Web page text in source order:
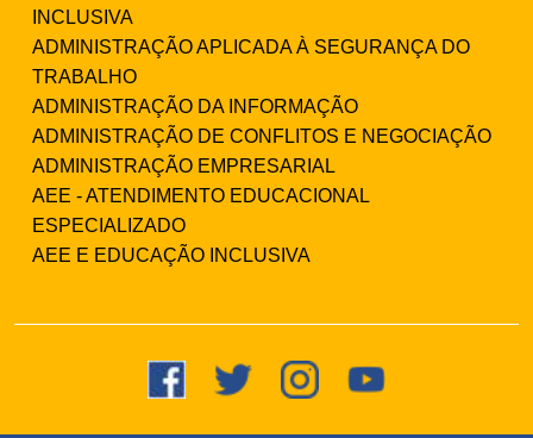
INCLUSIVA
ADMINISTRAÇÃO APLICADA À SEGURANÇA DO
TRABALHO
ADMINISTRAÇÃO DA INFORMAÇÃO
ADMINISTRAÇÃO DE CONFLITOS E NEGOCIAÇÃO
ADMINISTRAÇÃO EMPRESARIAL
AEE - ATENDIMENTO EDUCACIONAL
ESPECIALIZADO
AEE E EDUCAÇÃO INCLUSIVA